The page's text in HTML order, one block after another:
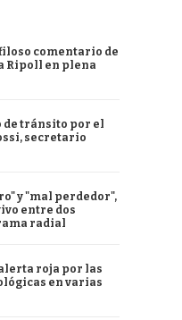
filoso comentario de
Ripoll en plena
de tránsito por el
secretario
y "mal perdedor",
entre dos
radial
roja por las
en varias